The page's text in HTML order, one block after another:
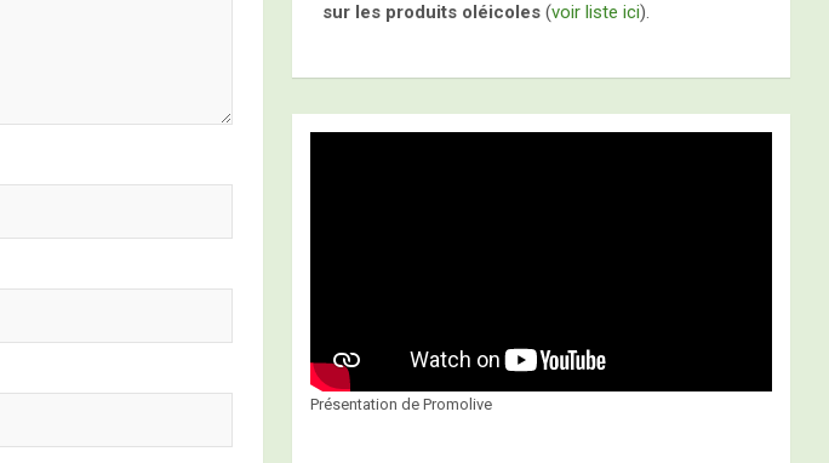
sur les produits oléicoles(voir liste ici).
Présentation de Promolive